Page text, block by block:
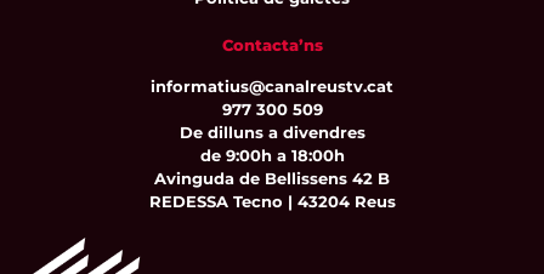
Contacta’ns
informatius@canalreustv.cat
977 300 509
De dilluns a divendres
de 9:00h a 18:00h
Avinguda de Bellissens 42 B
REDESSA Tecno | 43204 Reus